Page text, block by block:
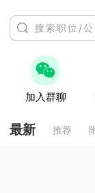
加入群聊
最新 推荐